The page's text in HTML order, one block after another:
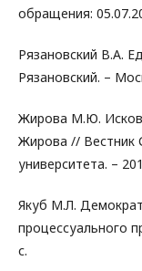
обращения:
Рязановский В.А.
Рязановский. –
Жирова М.Ю.
Жирова // Вестник
университета. –
Якуб М.Л.
процессуального
с.